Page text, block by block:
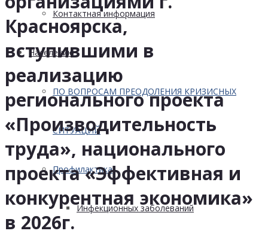
Контактная информация
Населению
ПО ВОПРОСАМ ПРЕОДОЛЕНИЯ КРИЗИСНЫХ
СИТУАЦИЙ
Профилактика
Инфекционных заболеваний
Красноярска,
вступившими в
реализацию
регионального проекта
«Производительность
труда», национального
проекта «Эффективная и
конкурентная экономика»
в 2026г.